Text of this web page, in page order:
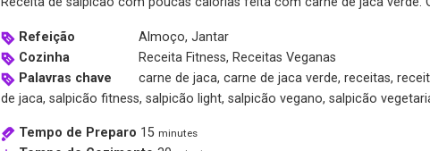
Refeição
Almoço, Jantar
Cozinha
Receita Fitness, Receitas Veganas
Palavras chave
carne de jaca, carne de jaca verde, receitas,
de jaca, salpicão fitness, salpicão light, salpicão vegano, salpicão
Tempo de Preparo 15 minutes